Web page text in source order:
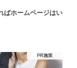
ばホームページはい
PR施策